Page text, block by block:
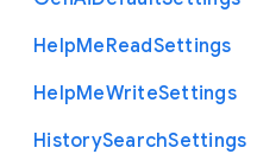
HelpMeReadSettings
HelpMeWriteSettings
HistorySearchSettings